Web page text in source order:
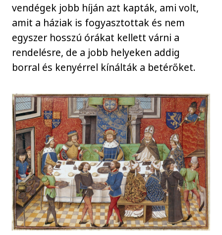
vendégek jobb híján azt kapták, ami volt,
amit a háziak is fogyasztottak és nem
egyszer hosszú órákat kellett várni a
rendelésre, de a jobb helyeken addig
borral és kenyérrel kínálták a betérőket.